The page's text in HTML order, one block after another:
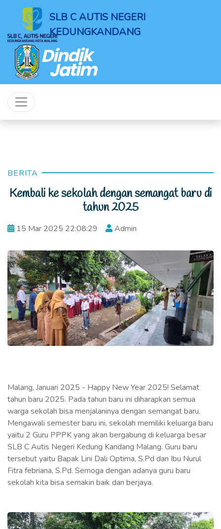
SLB C AUTIS NEGERI
KEDUNGKANDANG
BERITA
Kembali ke sekolah dengan semangat baru di
tahun 2025
15 Mar 2025 22:08:29 Admin
Malang, Januari 2025 - Happy New Year 2025! Selamat
tahun baru 2025. Pada tahun baru ini diharapkan semua
warga sekolah bisa menjalaninya dengan semangat baru.
Mengawali semester baru ini, sekolah memiliki keluarga baru
yaitu 2 Guru PPPK yang akan bergabung di keluarga besar
SLB C Autis Negeri Kedung Kandang Malang. Guru baru
tersebut yaitu Bapak Lini Dali Optima, S.Pd dan Ibu Nurul
Fitra febriana, S.Pd. Semoga dengan adanya guru baru
sekolah kita bisa semakin baik dan berjaya.